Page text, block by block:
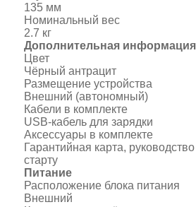
135 мм
Номинальный вес
2.7 кг
Дополнительная информация
Цвет
Чёрный антрацит
Размещение устройства
Внешний (автономный)
Кабели в комплекте
USB-кабель для зарядки
Аксессуары в комплекте
Гарантийная карта,
старту
Питание
Расположение блока питания
Внешний